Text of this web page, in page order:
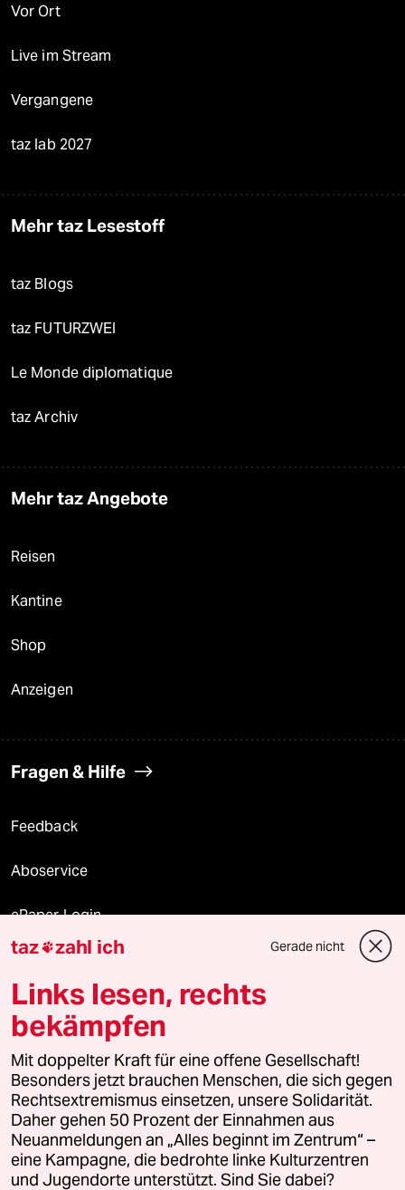
Vor Ort
Live im Stream
Vergangene
taz lab 2027
Mehr taz Lesestoff
taz Blogs
taz FUTURZWEI
Le Monde diplomatique
taz Archiv
Mehr taz Angebote
Reisen
Kantine
Shop
Anzeigen
Fragen & Hilfe
Feedback
Aboservice
ePaper Login
Downloads für Abonnierende
© 2026 taz Verlags und Vertriebs GmbH
Alle Rechte vorbehalten. Bei rechtlichen Fragen oder für Genehmigungen
wenden Sie sich bitte an lizenzen@taz.de
Feedback Redaktionsstatut Kommune-Richtlinien
Leitlinie Informant Datenschutz Impressum AGB
taz zahl ich Gerade nicht
Links lesen, rechts
bekämpfen
Mit doppelter Kraft für eine offene Gesellschaft!
Besonders jetzt brauchen Menschen, die sich gegen
Rechtsextremismus einsetzen, unsere Solidarität.
Daher gehen 50 Prozent der Einnahmen aus
Neuanmeldungen an „Alles beginnt im Zentrum“ –
eine Kampagne, die bedrohte linke Kulturzentren
und Jugendorte unterstützt. Sind Sie dabei?